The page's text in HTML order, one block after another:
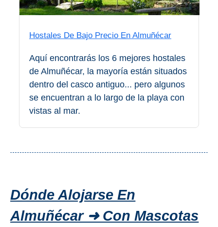
Hoteles con Piscina
PLANIFIQUE
➜
Alquiler de
Coches
Turismo
Hostales De Bajo Precio En Almuñécar
Aquí encontrarás los 6 mejores hostales
de Almuñécar, la mayoría están situados
dentro del casco antiguo... pero algunos
se encuentran a lo largo de la playa con
vistas al mar.
Dónde Alojarse En
Almuñécar ➜ Con Mascotas